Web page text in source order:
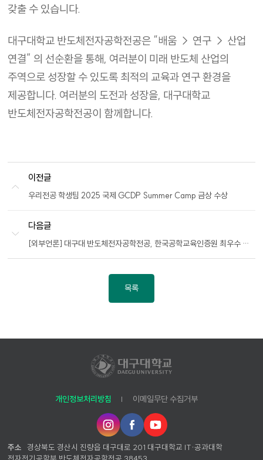
갖출 수 있습니다.
대구대학교 반도체전자공학전공은 “배움 → 연구 → 산업
연결” 의 선순환을 통해, 여러분이 미래 반도체 산업의
주역으로 성장할 수 있도록 최적의 교육과 연구 환경을
제공합니다. 여러분의 도전과 성장을, 대구대학교
반도체전자공학전공이 함께합니다.
이전글
우리전공 학생팀 2025 국제 GCDP Summer Camp 금상 수상
다음글
[외부언론] 대구대 반도체전자공학전공, 한국공학교육인증원 최우수 등급 획득
목록
개인정보처리방침
이메일무단 수집거부
인
스
타
그
페
이
스
북
유
튜
브
주소
경상북도 경산시 진량읍 대구대로 201 대구대학교 IT·공과대학
전자전기공학부 반도체전자공학전공 38453